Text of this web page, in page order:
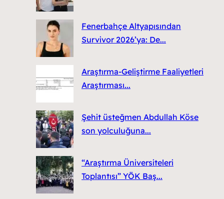
Fenerbahçe Altyapısından
Survivor 2026’ya: De...
Araştırma-Geliştirme Faaliyetleri
Araştırması...
Şehit üsteğmen Abdullah Köse
son yolculuğuna...
“Araştırma Üniversiteleri
Toplantısı” YÖK Baş...